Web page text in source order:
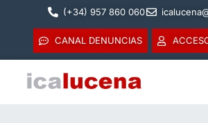
(+34) 957 860 060
CANAL DENUNCIAS